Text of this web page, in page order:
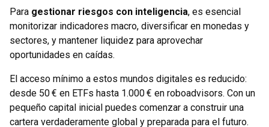
Para gestionar riesgos con inteligencia, es esencial
monitorizar indicadores macro, diversificar en monedas y
sectores, y mantener liquidez para aprovechar
oportunidades en caídas.
El acceso mínimo a estos mundos digitales es reducido:
desde 50 € en ETFs hasta 1.000 € en roboadvisors. Con un
pequeño capital inicial puedes comenzar a construir una
cartera verdaderamente global y preparada para el futuro.